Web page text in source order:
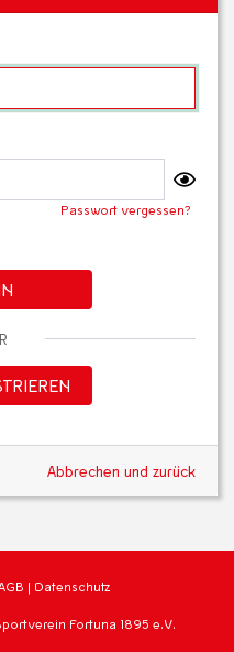
Passwort vergessen?
Abbrechen und zurück
| Datenschutz
Fortuna 1895 e.V.